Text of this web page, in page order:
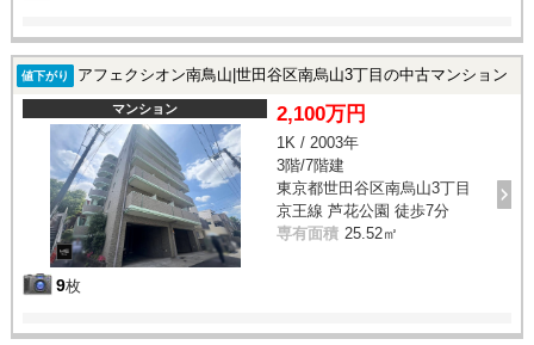
値下がり アフェクシオン南鳥山|世田谷区南烏山3丁目の中古マンション
マンション
9枚
2,100万円
1K / 2003年
3階/7階建
東京都世田谷区南烏山3丁目
京王線 芦花公園 徒歩7分
専有面積 25.52㎡